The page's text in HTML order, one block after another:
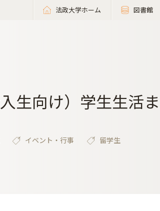
法政大学ホーム 図書館
生向け）学生生活
イベント・行事 留学生